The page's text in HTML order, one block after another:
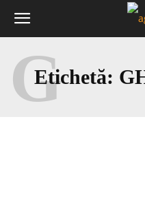
Etichetă:
G